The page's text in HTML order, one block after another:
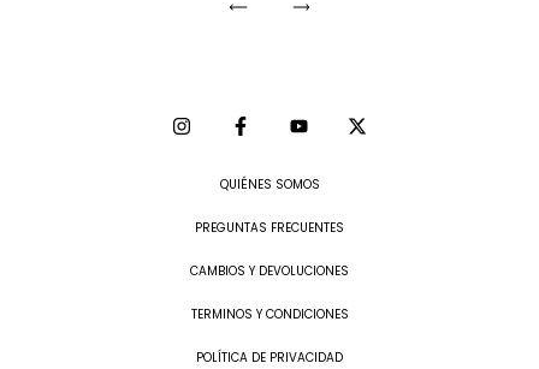
QUIÉNES SOMOS
PREGUNTAS FRECUENTES
CAMBIOS Y DEVOLUCIONES
TERMINOS Y CONDICIONES
POLÍTICA DE PRIVACIDAD